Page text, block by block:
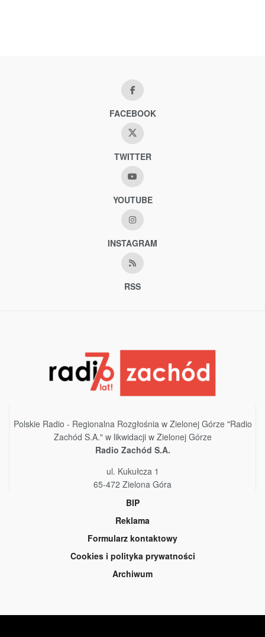
FACEBOOK
TWITTER
YOUTUBE
INSTAGRAM
RSS
Polskie Radio - Regionalna Rozgłośnia w Zielonej Górze "Radio
Zachód S.A." w likwidacji w Zielonej Górze
Radio Zachód S.A.
ul. Kukułcza 1
65-472 Zielona Góra
BIP
Reklama
Formularz kontaktowy
Cookies i polityka prywatności
Archiwum